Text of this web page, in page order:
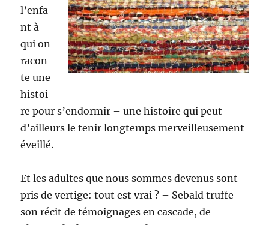
l’enfa
nt à
qui on
racon
te une
histoi
re pour s’endormir – une histoire qui peut
d’ailleurs le tenir longtemps merveilleusement
éveillé.
Et les adultes que nous sommes devenus sont
pris de vertige: tout est vrai ? – Sebald truffe
son récit de témoignages en cascade, de